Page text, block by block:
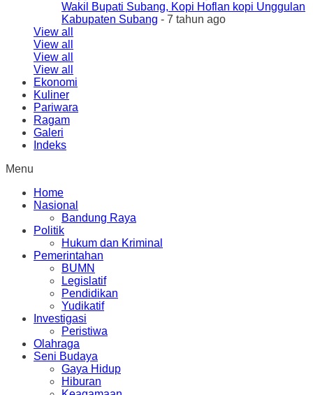
Wakil Bupati Subang, Kopi Hoflan kopi Unggulan
Kabupaten Subang - 7 tahun ago
View all
View all
View all
View all
Ekonomi
Kuliner
Pariwara
Ragam
Galeri
Indeks
Menu
Home
Nasional
Bandung Raya
Politik
Hukum dan Kriminal
Pemerintahan
BUMN
Legislatif
Pendidikan
Yudikatif
Investigasi
Peristiwa
Olahraga
Seni Budaya
Gaya Hidup
Hiburan